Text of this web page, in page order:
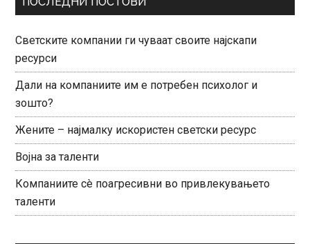
Светските компании ги чуваат своите најскапи
ресурси
Дали на компаниите им е потребен психолог и
зошто?
Жените – најмалку искористен светски ресурс
Војна за таленти
Компаниите сè поагресивни во привлекувањето
таленти